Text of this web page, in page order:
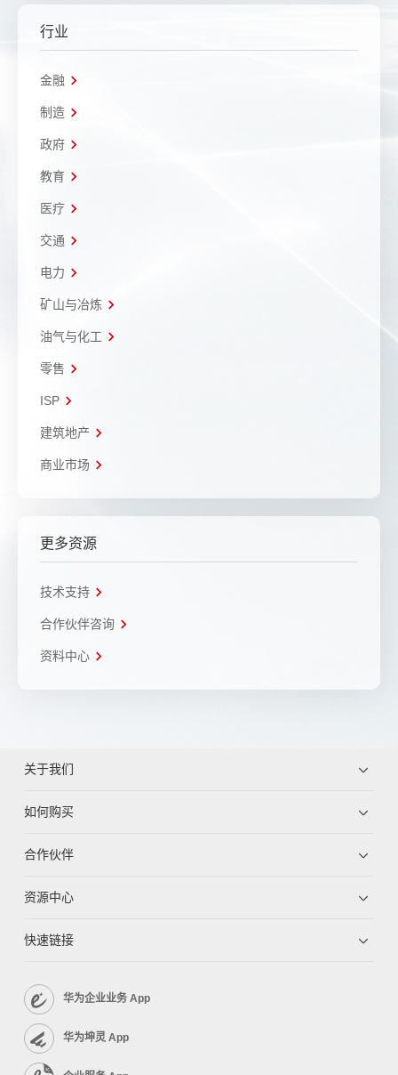
行业
金融
制造
政府
教育
医疗
交通
电力
矿山与冶炼
油气与化工
零售
ISP
建筑地产
商业市场
更多资源
技术支持
合作伙伴咨询
资料中心
关于我们
如何购买
合作伙伴
资源中心
快速链接
华为企业业务 App
华为坤灵 App